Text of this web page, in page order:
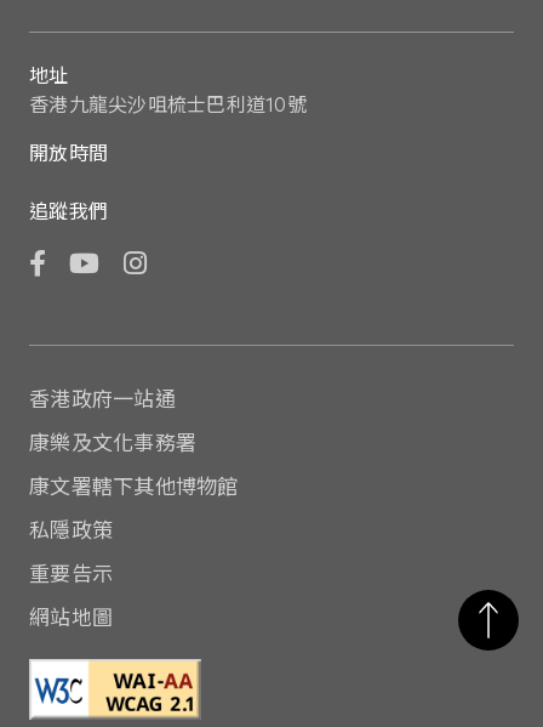
地址
香港九龍尖沙咀梳士巴利道10號
開放時間
追蹤我們
FacebookYouTube
Instagram
香港政府一站通
康樂及文化事務署
康文署轄下其他博物館
私隱政策
重要告示
網站地圖